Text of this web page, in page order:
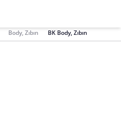
Body, Zıbın BK Body, Zıbın